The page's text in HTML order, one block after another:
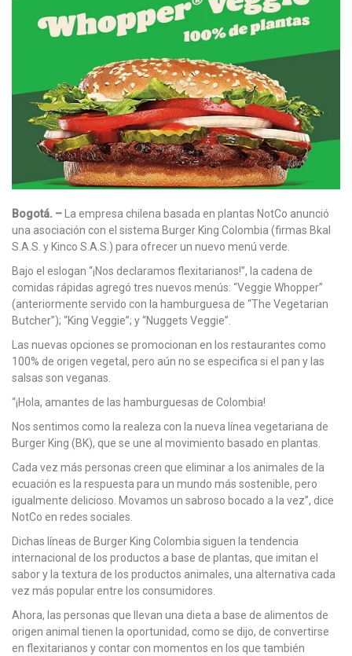
Bogotá. –
La empresa chilena basada en plantas NotCo anunció
una asociación con el sistema Burger King Colombia (firmas Bkal
S.A.S. y Kinco S.A.S.) para ofrecer un nuevo menú verde.
Bajo el eslogan “¡Nos declaramos flexitarianos!”, la cadena de
comidas rápidas agregó tres nuevos menús: “Veggie Whopper”
(anteriormente servido con la hamburguesa de “The Vegetarian
Butcher”); “King Veggie”; y “Nuggets Veggie”.
Las nuevas opciones se promocionan en los restaurantes como
100% de origen vegetal, pero aún no se especifica si el pan y las
salsas son veganas.
“¡Hola, amantes de las hamburguesas de Colombia!
Nos sentimos como la realeza con la nueva línea vegetariana de
Burger King (BK), que se une al movimiento basado en plantas.
Cada vez más personas creen que eliminar a los animales de la
ecuación es la respuesta para un mundo más sostenible, pero
igualmente delicioso. Movamos un sabroso bocado a la vez”, dice
NotCo en redes sociales.
Dichas líneas de Burger King Colombia siguen la tendencia
internacional de los productos a base de plantas, que imitan el
sabor y la textura de los productos animales, una alternativa cada
vez más popular entre los consumidores.
Ahora, las personas que llevan una dieta a base de alimentos de
origen animal tienen la oportunidad, como se dijo, de convertirse
en flexitarianos y contar con momentos en los que también